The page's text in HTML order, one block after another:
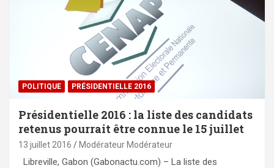
POLITIQUE PRÉSIDENTIELLE 2016
Présidentielle 2016 : la liste des candidats
retenus pourrait être connue le 15 juillet
13 juillet 2016 Modérateur Modérateur
Libreville, Gabon (Gabonactu.com) – La liste des